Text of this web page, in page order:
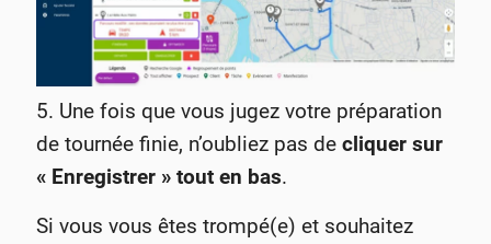
5. Une fois que vous jugez votre préparation
de tournée finie, n’oubliez pas decliquer sur
« Enregistrer » tout en bas.
Si vous vous êtes trompé(e) et souhaitez